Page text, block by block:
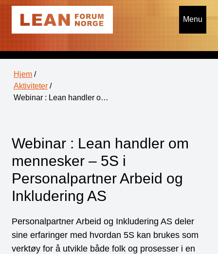
Menu
Hjem /
Aktiviteter /
Webinar : Lean handler o…
Webinar : Lean handler om
mennesker – 5S i
Personalpartner Arbeid og
Inkludering AS
Personalpartner Arbeid og Inkludering AS deler
sine erfaringer med hvordan 5S kan brukes som
verktøy for å utvikle både folk og prosesser i en